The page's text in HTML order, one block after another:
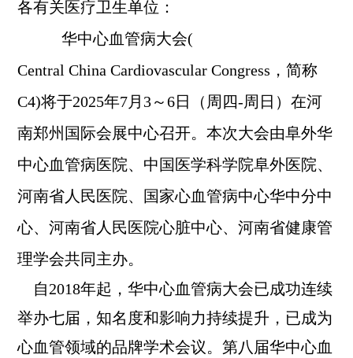
各有关医疗卫生单位：
华中心血管病大会(
Central China Cardiovascular Congress，简称
C4)将于2025年7月3～6日（周四-周日）在河
南郑州 国际会展中心召开。本次大会由阜外华
中心血管病医院、中国医学科学院阜外医院、
河南省人民医院、国家心血管病中心华中分中
心、河南省人民医院心脏中心、河南省健康管
理学会共同主办。
自2018年起，华中心血管病大会已成功连续
举办七届，知名度和影响力持续提升，已成为
心血管领域的品牌学术会议。第八届华中心血